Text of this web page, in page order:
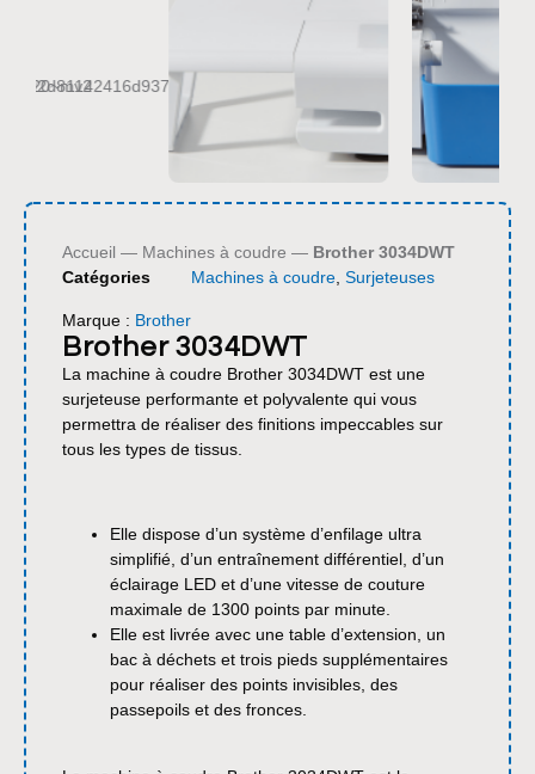
Accueil — Machines à coudre — Brother 3034DWT
Catégories
Machines à coudre Surjeteuses
Marque : Brother
Brother 3034DWT
La machine à coudre Brother 3034DWT est une
surjeteuse performante et polyvalente qui vous
permettra de réaliser des finitions impeccables sur
tous les types de tissus.
Elle dispose d’un système d’enfilage ultra
simplifié, d’un entraînement différentiel, d’un
éclairage LED et d’une vitesse de couture
maximale de 1300 points par minute.
Elle est livrée avec une table d’extension, un
bac à déchets et trois pieds supplémentaires
pour réaliser des points invisibles, des
passepoils et des fronces.